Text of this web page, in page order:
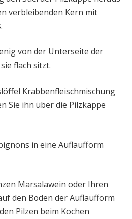
verbleibenden Kern mit
von der Unterseite der
flach sitzt.
Krabbenfleischmischung
Sie ihn über die Pilzkappe
in eine Auflaufform
Marsalawein oder Ihren
den Boden der Auflaufform
Pilzen beim Kochen